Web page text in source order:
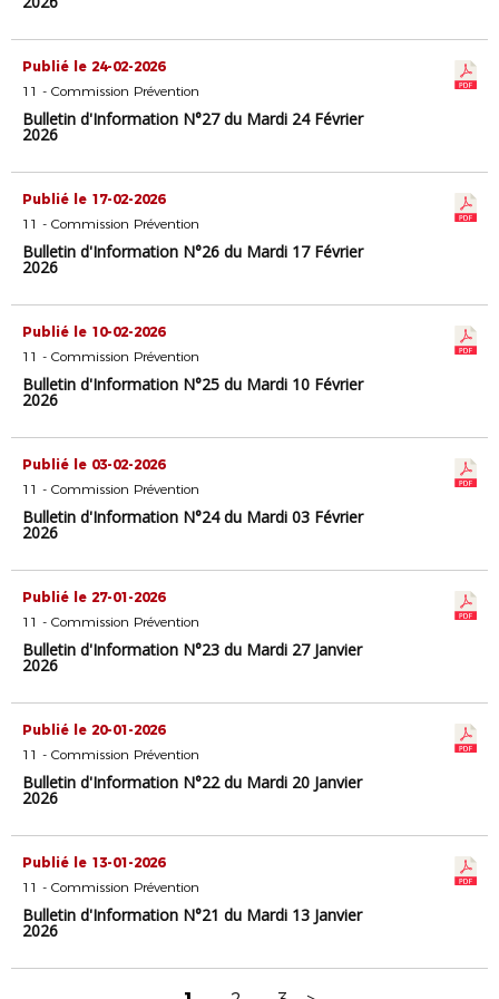
Publié le 24-02-2026
11 - Commission Prévention
Bulletin d'Information N°27 du Mardi 24 Février
2026
Publié le 17-02-2026
11 - Commission Prévention
Bulletin d'Information N°26 du Mardi 17 Février
2026
Publié le 10-02-2026
11 - Commission Prévention
Bulletin d'Information N°25 du Mardi 10 Février
2026
Publié le 03-02-2026
11 - Commission Prévention
Bulletin d'Information N°24 du Mardi 03 Février
2026
Publié le 27-01-2026
11 - Commission Prévention
Bulletin d'Information N°23 du Mardi 27 Janvier
2026
Publié le 20-01-2026
11 - Commission Prévention
Bulletin d'Information N°22 du Mardi 20 Janvier
2026
Publié le 13-01-2026
11 - Commission Prévention
Bulletin d'Information N°21 du Mardi 13 Janvier
2026